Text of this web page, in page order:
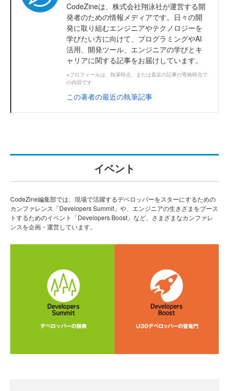
CodeZineは、株式会社翔泳社が運営する開
発者のための情報メディアです。日々の開
発に取り組むエンジニアやテクノロジーを
学びたい方に向けて、プログラミングやAI
活用、開発ツール、エンジニアの学びとキ
ャリアに関する記事をお届けしています。
※プロフィールは、執筆時点、または直近の記事の寄稿時点で
の内容です
この著者の最近の執筆記事
イベント
CodeZine編集部では、現場で活躍するデベロッパーをスターにするための
カンファレンス「Developers Summit」や、エンジニアの生きざまをブース
トするためのイベント「Developers Boost」など、さまざまなカンファレ
ンスを企画・運営しています。